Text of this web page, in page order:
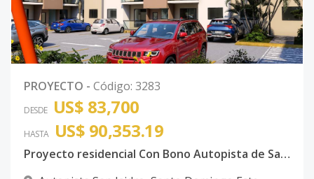
PROYECTO - Código: 3283
DESDE US$ 83,700
HASTA US$ 90,353.19
Proyecto residencial Con Bono Autopista de San Isidro